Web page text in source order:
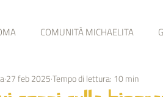
COMUNITÀ MICHAELITA
EVOLUZIONE
27 feb 2025Tempo di lettura: 10 min